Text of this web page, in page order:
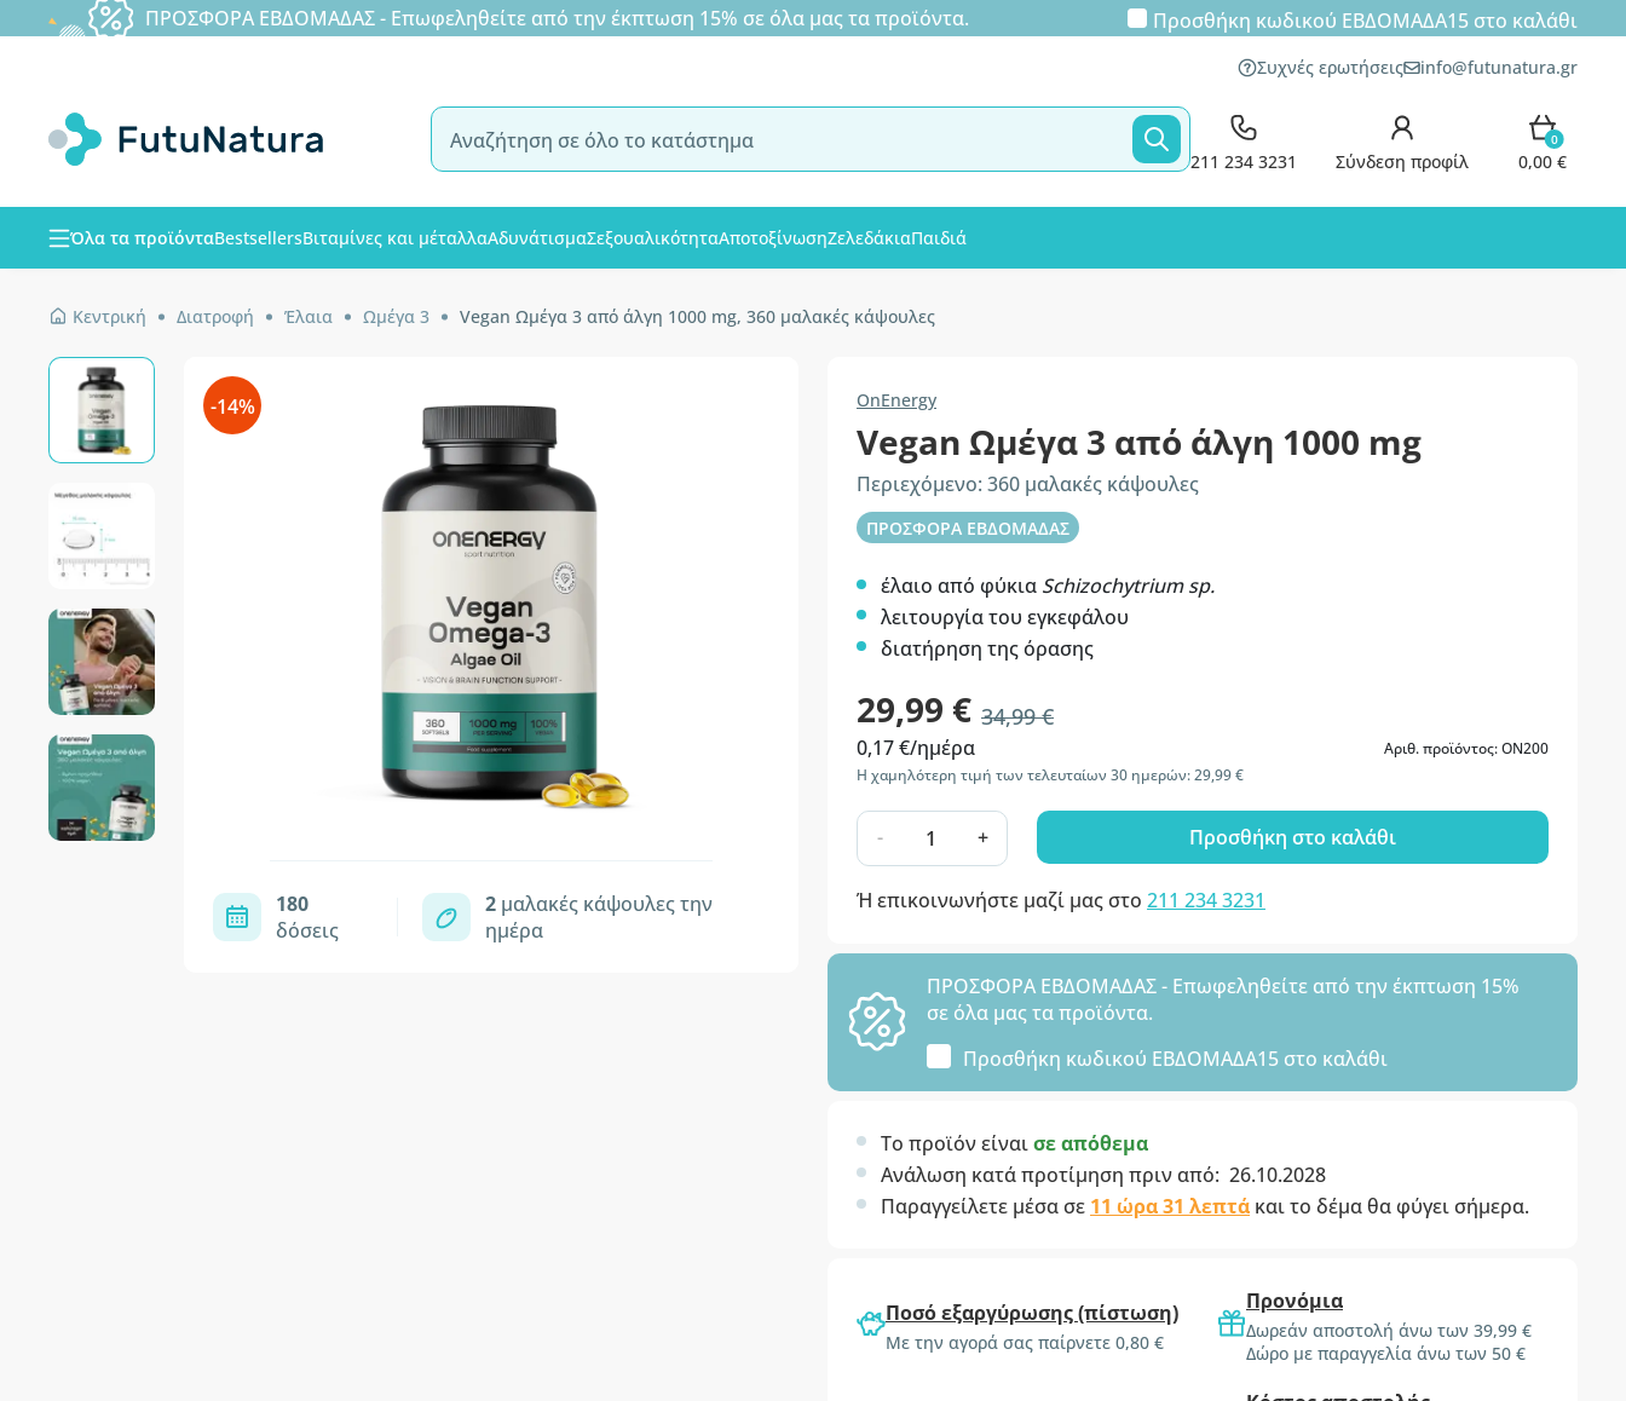
ΠΡΟΣΦΟΡΑ ΕΒΔΟΜΑΔΑΣ - Επωφεληθείτε από την έκπτωση 15% σε όλα μας τα προϊόντα. Προσθήκη κωδικού ΕΒΔΟΜΑΔΑ15στο καλάθι
Συχνές ερωτήσεις info@futunatura.gr
211 234 3231 Σύνδεση προφίλ
0
0,00 €
Όλα τα προϊόνταBestsellersΒιταμίνες και μέταλλαΑδυνάτισμαΣεξουαλικότηταΑποτοξίνωσηΖελεδάκιαΠαιδιά
Κεντρική Διατροφή Έλαια Ωμέγα 3 Vegan Ωμέγα 3 από άλγη 1000 mg, 360 μαλακές κάψουλες
-14%
180
δόσεις
2 μαλακές κάψουλες την
ημέρα
OnEnergy
Vegan Ωμέγα 3 από άλγη 1000 mg
Περιεχόμενο: 360 μαλακές κάψουλες
ΠΡΟΣΦΟΡΑ ΕΒΔΟΜΑΔΑΣ
έλαιο από φύκια Schizochytrium sp.
λειτουργία του εγκεφάλου
διατήρηση της όρασης
29,99 € 34,99 €
0,17 €/ημέρα
Αριθ. προϊόντος: ON200
Η χαμηλότερη τιμή των τελευταίων 30 ημερών: 29,99 €
- + Προσθήκη στο καλάθι
Ή επικοινωνήστε μαζί μας στο 211 234 3231
ΠΡΟΣΦΟΡΑ ΕΒΔΟΜΑΔΑΣ - Επωφεληθείτε από την έκπτωση 15%
σε όλα μας τα προϊόντα.
Προσθήκη κωδικού ΕΒΔΟΜΑΔΑ15 στο καλάθι
Το προϊόν είναισε απόθεμα
Ανάλωση κατά προτίμηση πριν από: 26.10.2028
Παραγγείλετε μέσα σε 11 ώρα 31 λεπτά και το δέμα θα φύγει σήμερα.
Ποσό εξαργύρωσης (πίστωση)
Με την αγορά σας παίρνετε 0,80 €
Προνόμια
Δωρεάν αποστολή άνω των 39,99 €
Δώρο με παραγγελία άνω των 50 €